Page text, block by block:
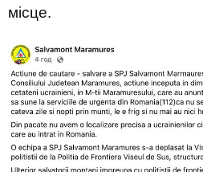
місце.